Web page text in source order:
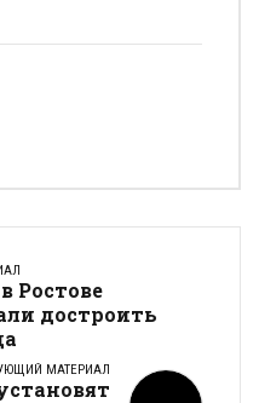
Ростове
достроить
МАТЕРИАЛ